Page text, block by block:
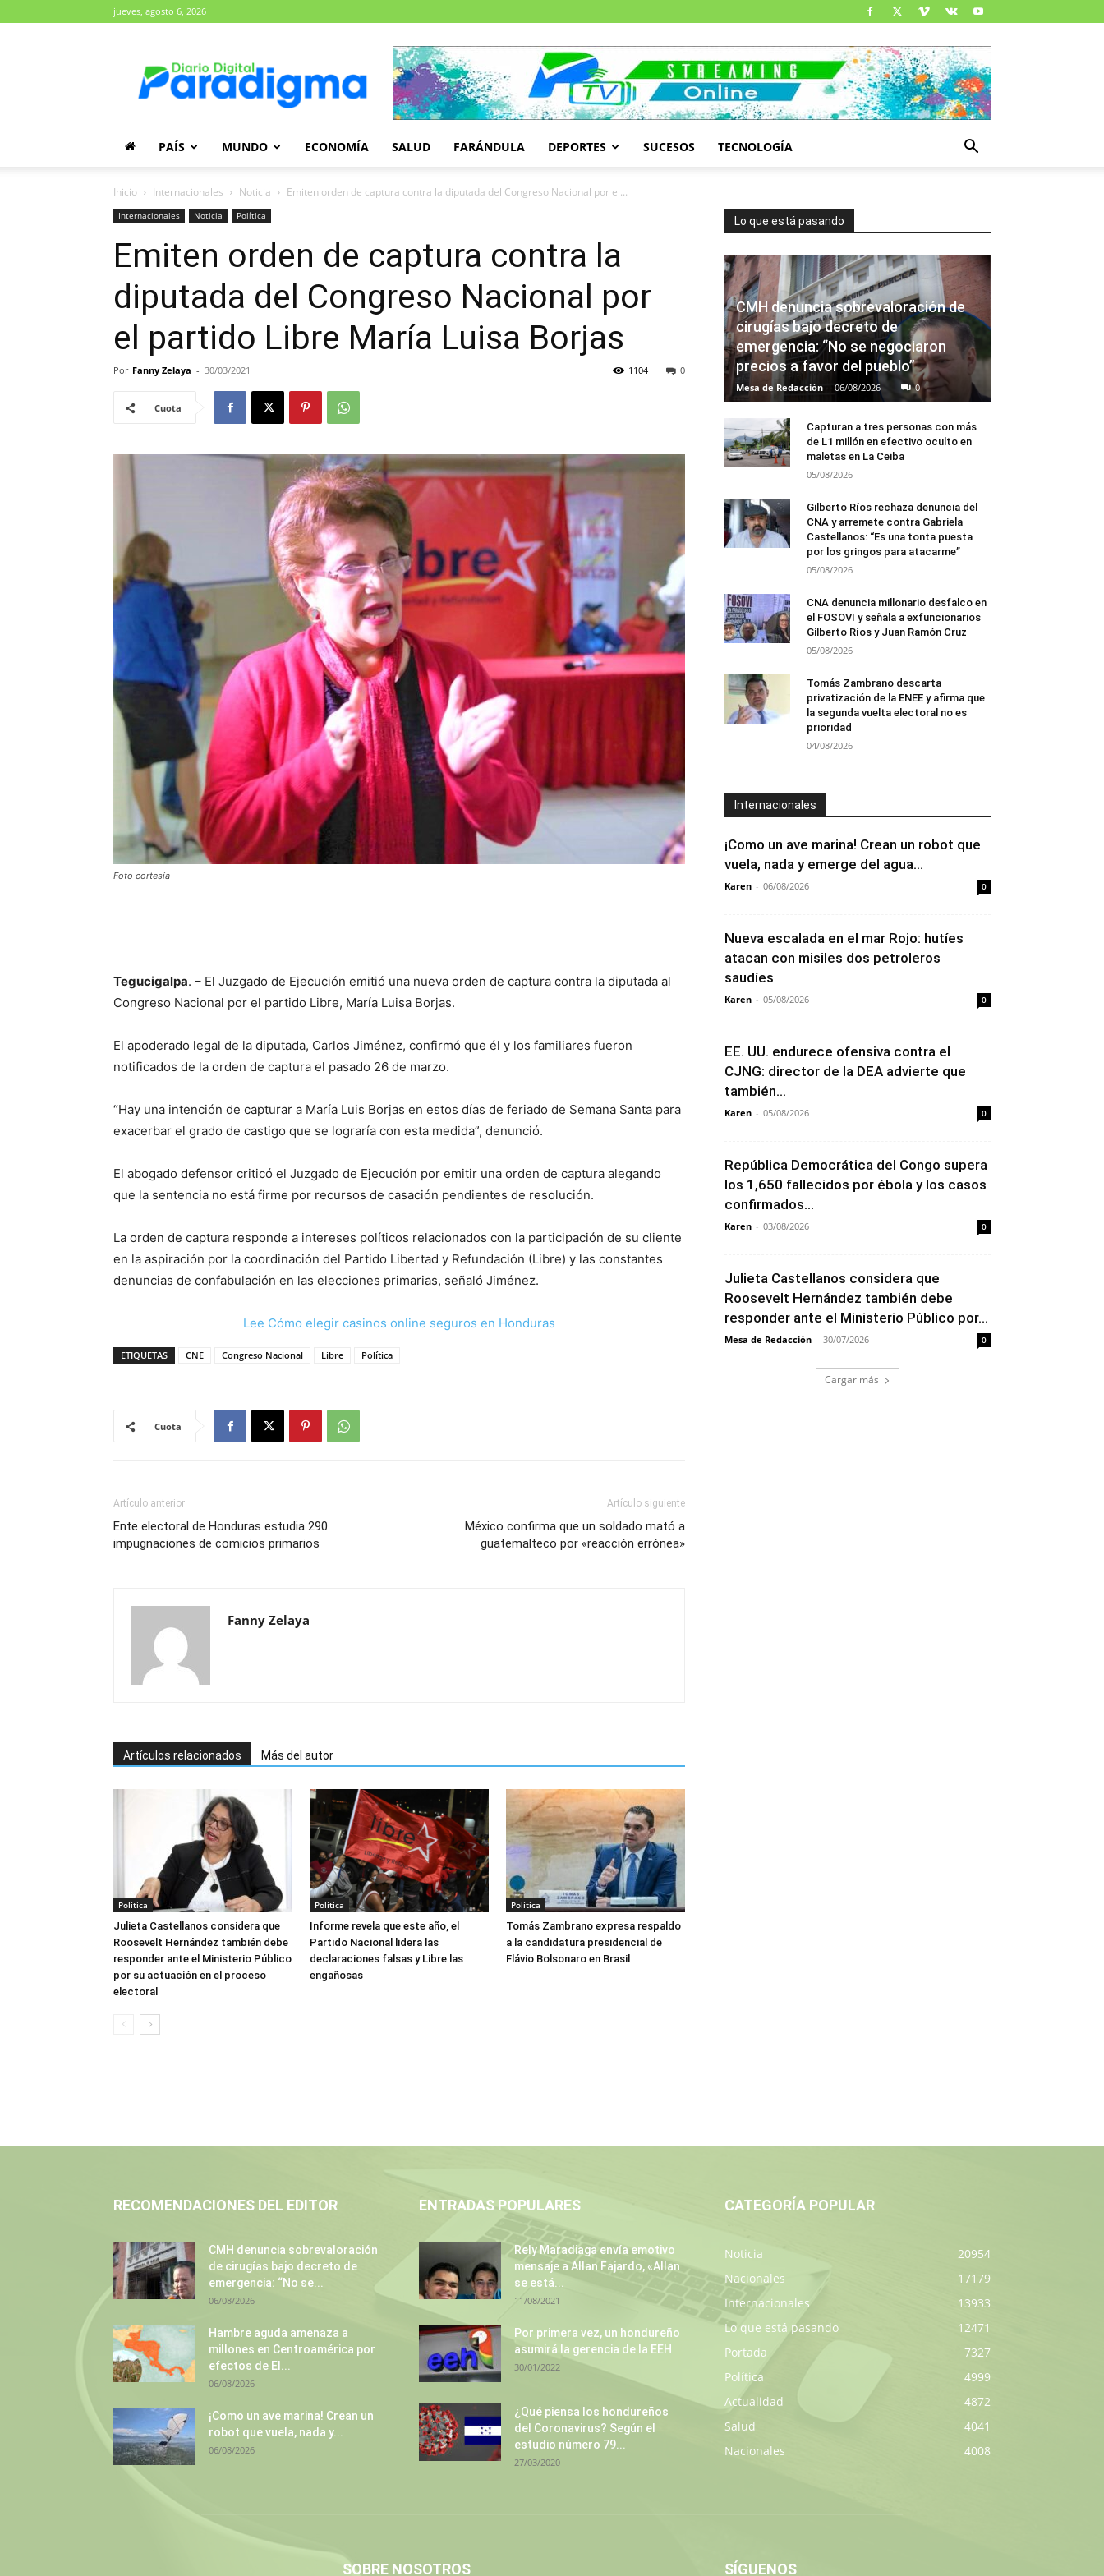
jueves, agosto 6, 2026
Paradigma
PAÍS MUNDO ECONOMÍA SALUD FARÁNDULA DEPORTES SUCESOS TECNOLOGÍA
Inicio Internacionales Noticia Emiten orden de captura contra la diputada del Congreso Nacional por el...
Internacionales Noticia Política
Emiten orden de captura contra la
diputada del Congreso Nacional por
el partido Libre María Luisa Borjas
Por Fanny Zelaya - 30/03/2021 0
1104
Cuota
Foto cortesía
Tegucigalpa. – El Juzgado de Ejecución emitió una nueva orden de captura contra la diputada al
Congreso Nacional por el partido Libre, María Luisa Borjas.
El apoderado legal de la diputada, Carlos Jiménez, confirmó que él y los familiares fueron
notificados de la orden de captura el pasado 26 de marzo.
“Hay una intención de capturar a María Luis Borjas en estos días de feriado de Semana Santa para
exacerbar el grado de castigo que se lograría con esta medida”, denunció.
El abogado defensor criticó el Juzgado de Ejecución por emitir una orden de captura alegando
que la sentencia no está firme por recursos de casación pendientes de resolución.
La orden de captura responde a intereses políticos relacionados con la participación de su cliente
en la aspiración por la coordinación del Partido Libertad y Refundación (Libre) y las constantes
denuncias de confabulación en las elecciones primarias, señaló Jiménez.
Lee Cómo elegir casinos online seguros en Honduras
ETIQUETAS CNE Congreso Nacional Libre Política
Cuota
Artículo anterior
Ente electoral de Honduras estudia 290
impugnaciones de comicios primarios
Artículo siguiente
México confirma que un soldado mató a
guatemalteco por «reacción errónea»
Fanny Zelaya
Artículos relacionados Más del autor
Política
Julieta Castellanos considera que
Roosevelt Hernández también debe
responder ante el Ministerio Público
por su actuación en el proceso
electoral
Política
Informe revela que este año, el
Partido Nacional lidera las
declaraciones falsas y Libre las
engañosas
Política
Tomás Zambrano expresa respaldo
a la candidatura presidencial de
Flávio Bolsonaro en Brasil
Lo que está pasando
CMH denuncia sobrevaloración de
cirugías bajo decreto de
emergencia: “No se negociaron
precios a favor del pueblo”
Mesa de Redacción - 06/08/2026 0
Capturan a tres personas con más
de L1 millón en efectivo oculto en
maletas en La Ceiba
05/08/2026
Gilberto Ríos rechaza denuncia del
CNA y arremete contra Gabriela
Castellanos: “Es una tonta puesta
por los gringos para atacarme”
05/08/2026
CNA denuncia millonario desfalco en
el FOSOVI y señala a exfuncionarios
Gilberto Ríos y Juan Ramón Cruz
05/08/2026
Tomás Zambrano descarta
privatización de la ENEE y afirma que
la segunda vuelta electoral no es
prioridad
04/08/2026
Internacionales
¡Como un ave marina! Crean un robot que
vuela, nada y emerge del agua...
Karen - 06/08/2026 0
Nueva escalada en el mar Rojo: hutíes
atacan con misiles dos petroleros
saudíes
Karen - 05/08/2026 0
EE. UU. endurece ofensiva contra el
CJNG: director de la DEA advierte que
también...
Karen - 05/08/2026 0
República Democrática del Congo supera
los 1,650 fallecidos por ébola y los casos
confirmados...
Karen - 03/08/2026 0
Julieta Castellanos considera que
Roosevelt Hernández también debe
responder ante el Ministerio Público por...
Mesa de Redacción - 30/07/2026 0
Cargar más
RECOMENDACIONES DEL EDITOR
CMH denuncia sobrevaloración
de cirugías bajo decreto de
emergencia: “No se...
06/08/2026
Hambre aguda amenaza a
millones en Centroamérica por
efectos de El...
06/08/2026
¡Como un ave marina! Crean un
robot que vuela, nada y...
06/08/2026
ENTRADAS POPULARES
Rely Maradiaga envía emotivo
mensaje a Allan Fajardo, «Allan
se está...
11/08/2021
Por primera vez, un hondureño
asumirá la gerencia de la EEH
30/01/2022
¿Qué piensa los hondureños
del Coronavirus? Según el
estudio número 79...
27/03/2020
CATEGORÍA POPULAR
Noticia
20954
Nacionales
17179
Internacionales
13933
Lo que está pasando
12471
Portada
7327
Política
4999
Actualidad
4872
Salud
4041
Nacionales
4008
SOBRE NOSOTROS SÍGUENOS